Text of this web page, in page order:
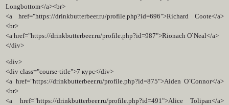
Longbottom</a><br>
<a href="https://drinkbutterbeer.ru/profile.php?id=696">Richard Coote</a>
<br>
<a href="https://drinkbutterbeer.ru/profile.php?id=987">Rionach O`Neal</a>
</div>
<div>
<div class="course-title">7 курс</div>
<a href="https://drinkbutterbeer.ru/profile.php?id=875">Aiden O`Connor</a>
<br>
<a href="https://drinkbutterbeer.ru/profile.php?id=491">Alice Tolipan</a>